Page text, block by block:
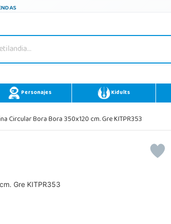
Personajes Kidults
Circular Bora Bora 350x120 cm. Gre KITPR353